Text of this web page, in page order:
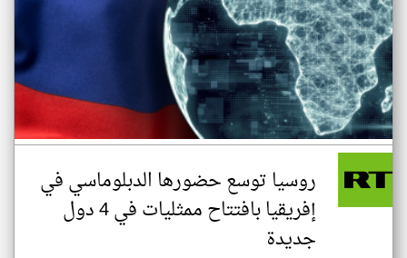
روسيا توسع حضورها الدبلوماسي في
إفريقيا بافتتاح ممثليات في 4 دول
جديدة